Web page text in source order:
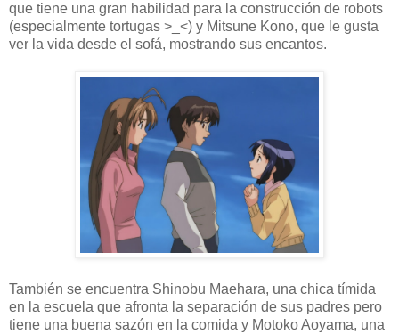
que tiene una gran habilidad para la construcción de robots
(especialmente tortugas >_<) y Mitsune Kono, que le gusta
ver la vida desde el sofá, mostrando sus encantos.
También se encuentra Shinobu Maehara, una chica tímida
en la escuela que afronta la separación de sus padres pero
tiene una buena sazón en la comida y Motoko Aoyama, una